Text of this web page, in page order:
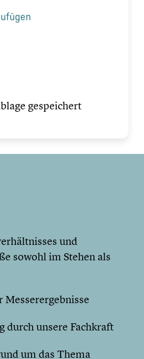
gespeichert
und
sowohl im Stehen als
durch unsere Fachkraft
um das Thema